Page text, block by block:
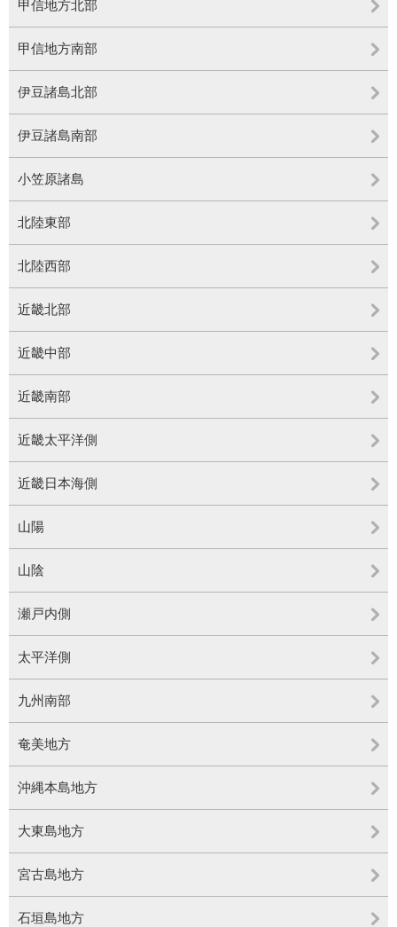
甲信地方北部
甲信地方南部
伊豆諸島北部
伊豆諸島南部
小笠原諸島
北陸東部
北陸西部
近畿北部
近畿中部
近畿南部
近畿太平洋側
近畿日本海側
山陽
山陰
瀬戸内側
太平洋側
九州南部
奄美地方
沖縄本島地方
大東島地方
宮古島地方
石垣島地方